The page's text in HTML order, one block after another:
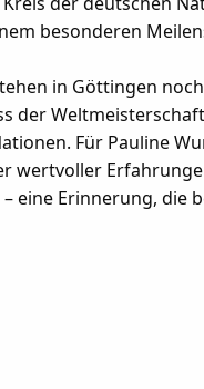
besonderen
in Göttingen
der
Für Pauline
wertvoller
eine Erinnerung, die